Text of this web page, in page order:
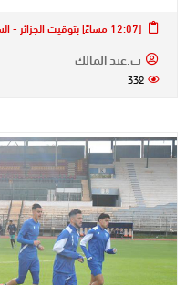
[12:07 مساءً] بتوقيت الجزائر - السبت 17 يناير 2026
ب.عبد المالك
332